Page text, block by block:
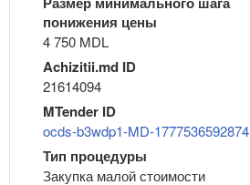
понижения цены
4 750 MDL
Achizitii.md ID
21614094
MTender ID
ocds-b3wdp1-MD-1777536592874
Тип процедуры
Закупка малой стоимости